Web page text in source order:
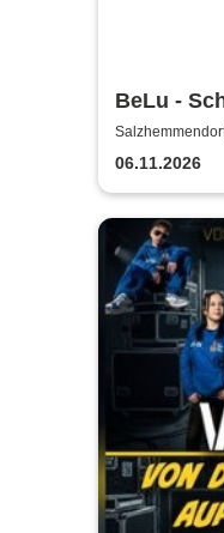
BeLu -
Comedy
06.11.2026